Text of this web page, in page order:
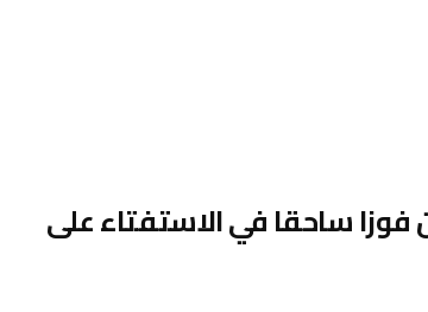
فوزا ساحقا في الاستفتاء على